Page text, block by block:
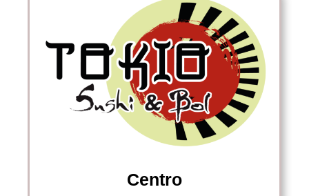
Centro